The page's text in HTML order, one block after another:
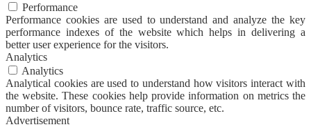
Performance
Performance cookies are used to understand and analyze the key
performance indexes of the website which helps in delivering a
better user experience for the visitors.
Analytics
Analytics
Analytical cookies are used to understand how visitors interact with
the website. These cookies help provide information on metrics the
number of visitors, bounce rate, traffic source, etc.
Advertisement